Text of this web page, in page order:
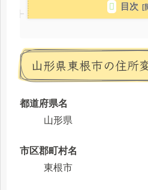
目次
山形県東根市の住所
都道府県名
山形県
市区郡町村名
東根市